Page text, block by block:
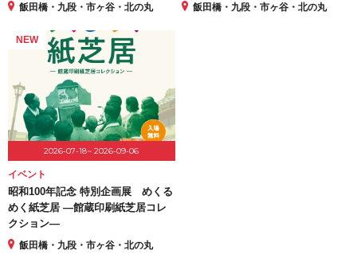
飯田橋・九段・市ヶ谷・北の丸 飯田橋・九段・市ヶ谷・北の丸
NEW
2026-07-18~ 2026-09-06
イベント
昭和100年記念 特別企画展 めくる
めく紙芝居 ―館蔵印刷紙芝居コレ
クション―
飯田橋・九段・市ヶ谷・北の丸